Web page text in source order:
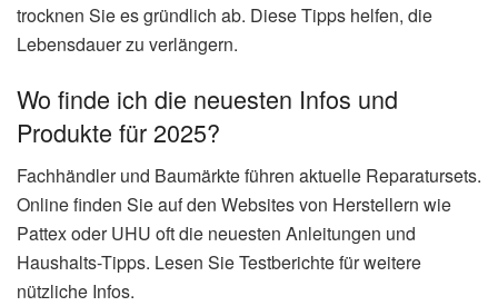
trocknen Sie es gründlich ab. Diese Tipps helfen, die
Lebensdauer zu verlängern.
Wo finde ich die neuesten Infos und
Produkte für 2025?
Fachhändler und Baumärkte führen aktuelle Reparatursets.
Online finden Sie auf den Websites von Herstellern wie
Pattex oder UHU oft die neuesten Anleitungen und
Haushalts-Tipps. Lesen Sie Testberichte für weitere
nützliche Infos.